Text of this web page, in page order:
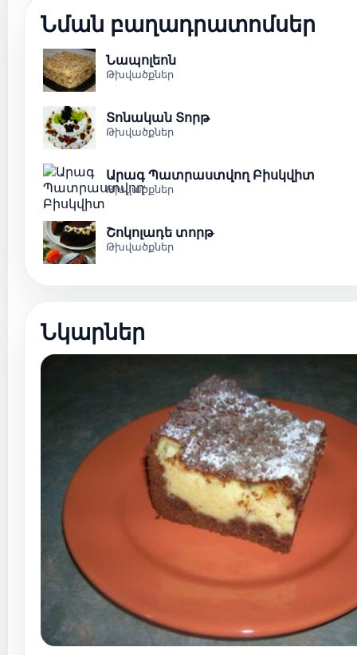
Նման բաղադրատոմսեր
Նապոլեոն
Թխվածքներ
Տոնական Տորթ
Թխվածքներ
Արագ Պատրաստվող Բիսկվիտ
Թխվածքներ
Շոկոլադե տորթ
Թխվածքներ
Նկարներ